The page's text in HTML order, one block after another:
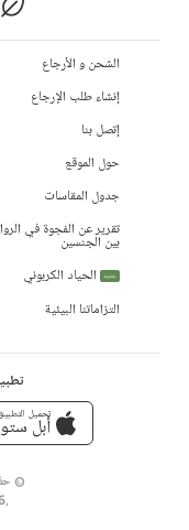
الشحن و الأرجاع
إنشاء طلب الإرجاع
إتصل بنا
حول الموقع
جدول المقاسات
تقرير عن الفجوة في
بين الجنسين
جديد
الحياد الكربوني
التزاماتنا البيئية
تحميل
أبل
©
,